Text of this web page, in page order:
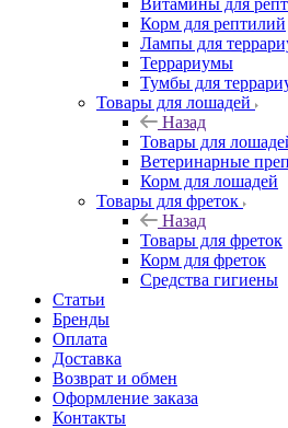
Витамины для
Корм для рептилий
Лампы для
Террариумы
Тумбы для
Товары для лошадей
Назад
Товары для
Ветеринарные
Корм для лошадей
Товары для фреток
Назад
Товары для фреток
Корм для фреток
Средства гигиены
Статьи
Бренды
Оплата
Доставка
Возврат и обмен
Оформление заказа
Контакты